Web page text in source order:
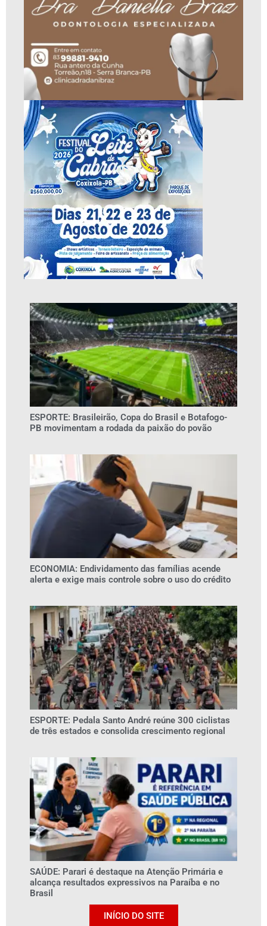
ESPORTE: Brasileirão, Copa do Brasil e Botafogo-
PB movimentam a rodada da paixão do povão
ECONOMIA: Endividamento das famílias acende
alerta e exige mais controle sobre o uso do crédito
ESPORTE: Pedala Santo André reúne 300 ciclistas
de três estados e consolida crescimento regional
SAÚDE: Parari é destaque na Atenção Primária e
alcança resultados expressivos na Paraíba e no
Brasil
INÍCIO DO SITE